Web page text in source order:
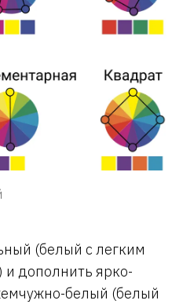
(белый с легким
дополнить ярко-
белый (белый